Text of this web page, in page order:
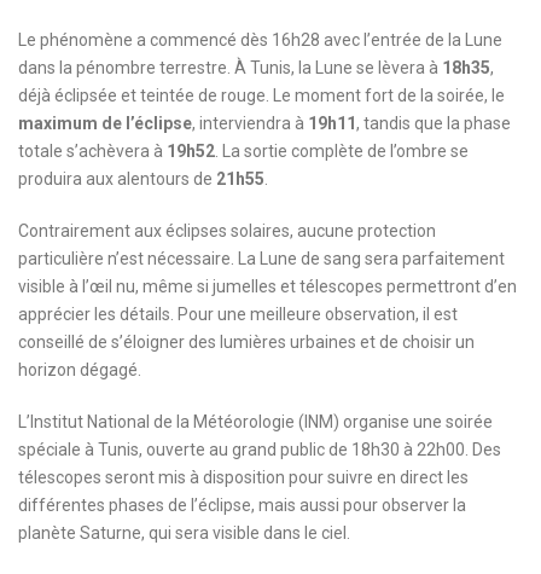
Le phénomène a commencé dès 16h28 avec l’entrée de la Lune
dans la pénombre terrestre. À Tunis, la Lune se lèvera à 18h35,
déjà éclipsée et teintée de rouge. Le moment fort de la soirée, le
maximum de l’éclipse, interviendra à 19h11, tandis que la phase
totale s’achèvera à 19h52. La sortie complète de l’ombre se
produira aux alentours de 21h55.
Contrairement aux éclipses solaires, aucune protection
particulière n’est nécessaire. La Lune de sang sera parfaitement
visible à l’œil nu, même si jumelles et télescopes permettront d’en
apprécier les détails. Pour une meilleure observation, il est
conseillé de s’éloigner des lumières urbaines et de choisir un
horizon dégagé.
L’Institut National de la Météorologie (INM) organise une soirée
spéciale à Tunis, ouverte au grand public de 18h30 à 22h00. Des
télescopes seront mis à disposition pour suivre en direct les
différentes phases de l’éclipse, mais aussi pour observer la
planète Saturne, qui sera visible dans le ciel.